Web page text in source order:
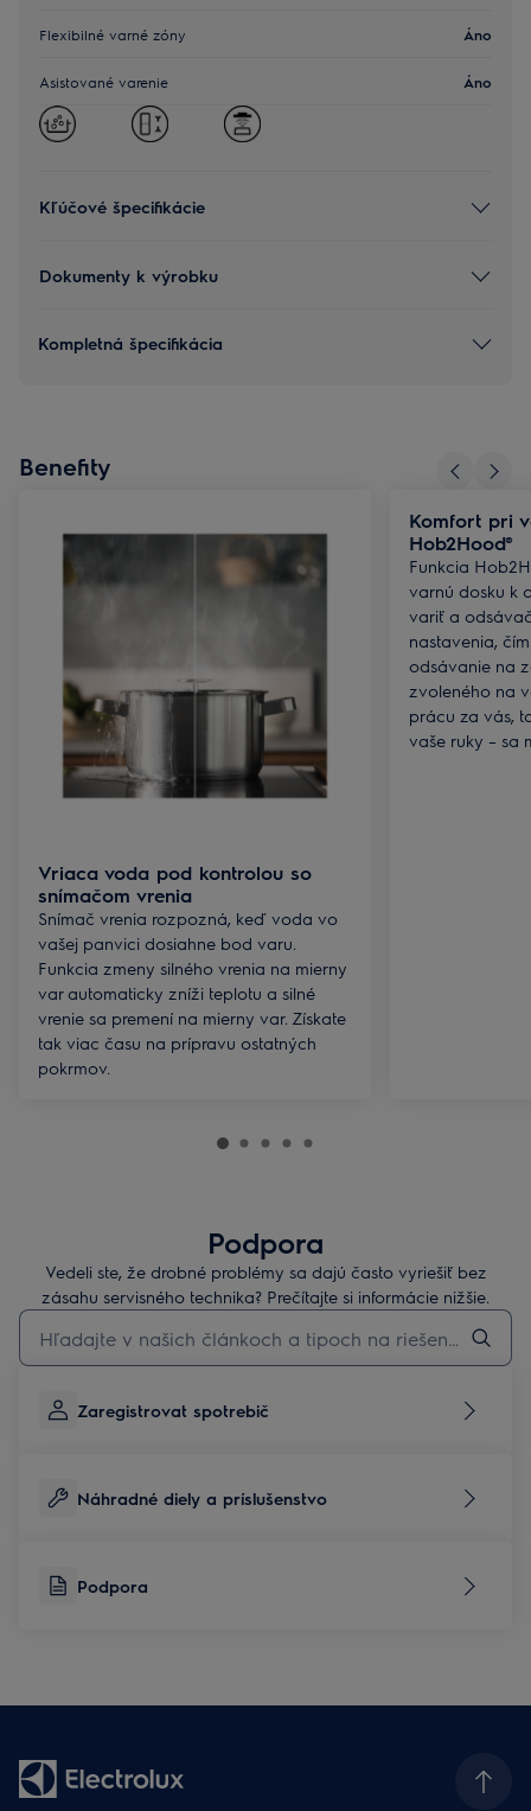
Flexibilné varné zóny Áno
Asistované varenie Áno
Kľúčové špecifikácie
Dokumenty k výrobku
Kompletná špecifikácia
Benefity
Vriaca voda pod kontrolou so
snímačom vrenia
Snímač vrenia rozpozná, keď voda vo
vašej panvici dosiahne bod varu.
Funkcia zmeny silného vrenia na mierny
var automaticky zníži teplotu a silné
vrenie sa premení na mierny var. Získate
tak viac času na prípravu ostatných
pokrmov.
Komfort pri
Hob2Hood®
Funkcia
varnú dosku k
variť a
nastavenia,
odsávanie na
zvoleného na
prácu za vás,
vaše ruky – sa
Podpora
Vedeli ste, že drobné problémy sa dajú často vyriešiť bez
zásahu servisného technika? Prečítajte si informácie nižšie.
Pre vyhľadávanie v článkoch technickej podpory začnite písať
Zaregistrovat spotrebič
Náhradné diely a príslušenstvo
Podpora